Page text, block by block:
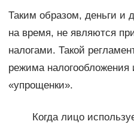
Таким образом, деньги и
на время, не являются
налогами. Такой
режима налогообложения
«упрощенки».
Когда лицо